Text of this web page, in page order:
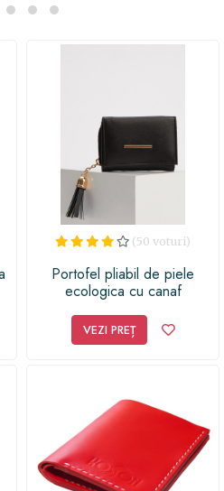
acest portofel va aduce un
sta pe gânduri și alege acest
oferi o surpriză memorabilă
siguranță, acesta va deveni
companion de încredere în
(50 voturi)
Portofel pliabil de piele
ecologica cu canaf
VEZI PREȚ